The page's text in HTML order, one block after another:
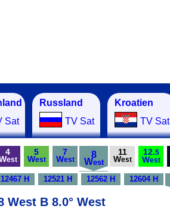
Sat
Russland
TV Sat
Kroatien
TV Sat
4
est
5
West
7
West 8
West
11
West
12.5
West
12467 H 12521 H 12562 H 12604 H
B 8.0° West